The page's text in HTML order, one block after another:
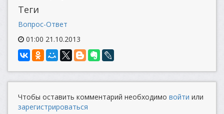
Теги
Вопрос-Ответ
01:00 21.10.2013
Чтобы оставить комментарий необходимо войти или
зарегистрироваться